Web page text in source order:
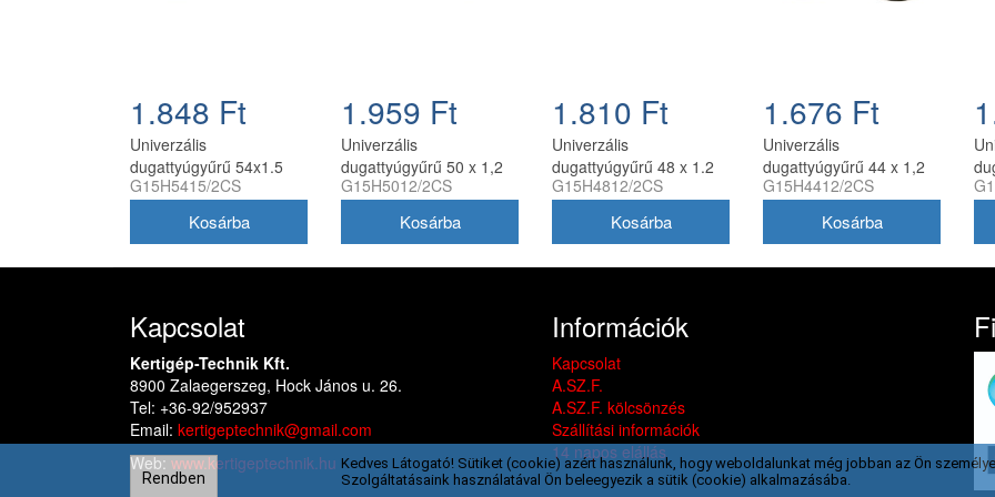
1.848 Ft
Univerzális
dugattyúgyűrű 54x1.5
mm oldalstiftes, 2
G15H5415/2CS
1.959 Ft
Univerzális
dugattyúgyűrű 50 x 1,2
mm oldalstiftes, 2
G15H5012/2CS
1.810 Ft
Univerzális
dugattyúgyűrű 48 x 1.2
mm oldalstiftes, 2
G15H4812/2CS
1.676 Ft
Univerzális
dugattyúgyűrű 44 x 1,2
mm oldalstiftes, 2
G15H4412/2CS
Kapcsolat
Kertigép-Technik Kft.
8900 Zalaegerszeg, Hock János u. 26.
Tel: +36-92/952937
Email: kertigeptechnik@gmail.com
Web:www.kertigeptechnik.hu
Információk
Kapcsolat
A.SZ.F.
A.SZ.F. kölcsönzés
Szállítási információk
14 napos elállás
Rendben
Kedves Látogató! Sütiket (cookie) azért használunk, hogy weboldalunkat még jobban az Ön
Szolgáltatásaink használatával Ön beleegyezik a sütik (cookie) alkalmazásába.